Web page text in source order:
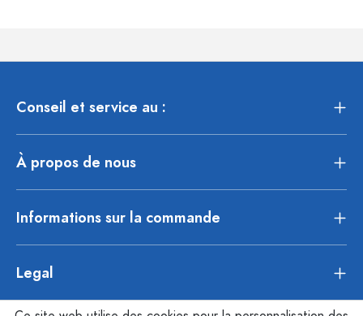
Conseil et service au :
À propos de nous
Informations sur la commande
Legal